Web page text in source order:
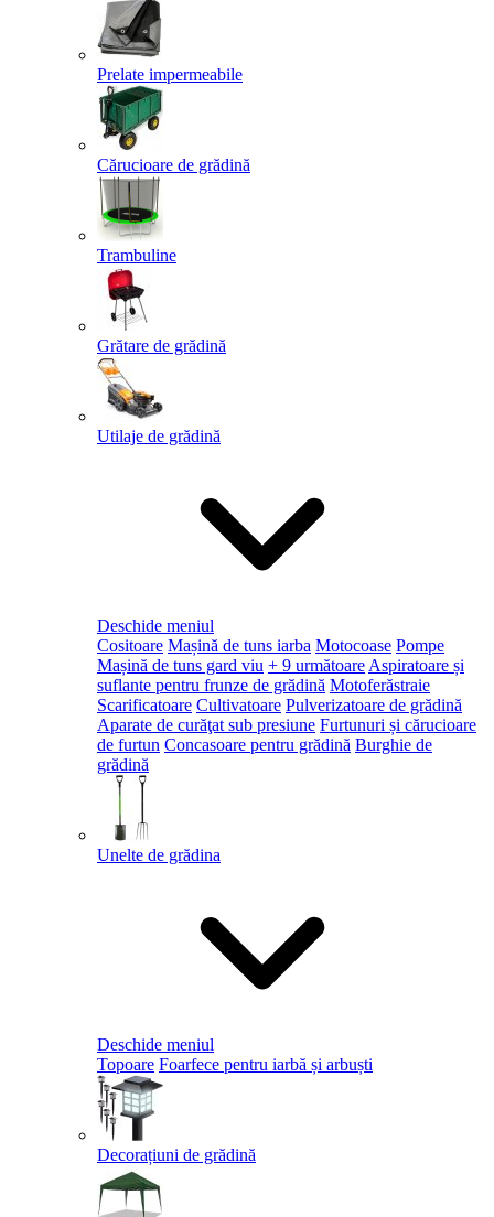
Prelate impermeabile
Cărucioare de grădină
Trambuline
Grătare de grădină
Utilaje de grădină
Deschide meniul
Cositoare Mașină de tuns iarba Motocoase Pompe
Mașină de tuns gard viu + 9 următoare Aspiratoare și
suflante pentru frunze de grădină Motoferăstraie
Scarificatoare Cultivatoare Pulverizatoare de grădină
Aparate de curăţat sub presiune Furtunuri și cărucioare
de furtun Concasoare pentru grădină Burghie de
grădină
Unelte de grădina
Deschide meniul
Topoare Foarfece pentru iarbă și arbuști
Decorațiuni de grădină